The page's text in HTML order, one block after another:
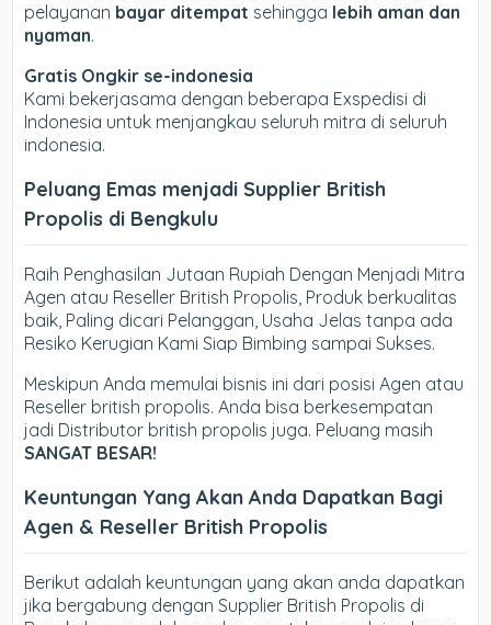
pelayanan bayar ditempat sehingga lebih aman dan
nyaman.
Gratis Ongkir se-indonesia
Kami bekerjasama dengan beberapa Exspedisi di
Indonesia untuk menjangkau seluruh mitra di seluruh
indonesia.
Peluang Emas menjadi Supplier British
Propolis di Bengkulu
Raih Penghasilan Jutaan Rupiah Dengan Menjadi Mitra
Agen atau Reseller British Propolis, Produk berkualitas
baik, Paling dicari Pelanggan, Usaha Jelas tanpa ada
Resiko Kerugian Kami Siap Bimbing sampai Sukses.
Meskipun Anda memulai bisnis ini dari posisi Agen atau
Reseller british propolis. Anda bisa berkesempatan
jadi Distributor british propolis juga. Peluang masih
SANGAT BESAR!
Keuntungan Yang Akan Anda Dapatkan Bagi
Agen & Reseller British Propolis
Berikut adalah keuntungan yang akan anda dapatkan
jika bergabung dengan Supplier British Propolis di